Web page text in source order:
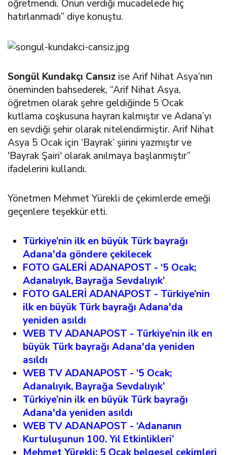
öğretmendi. Onun verdiği mücadelede hiç
hatırlanmadı” diye konuştu.
Songül Kundakçı Cansız ise Arif Nihat Asya’nın
öneminden bahsederek, “Arif Nihat Asya,
öğretmen olarak şehre geldiğinde 5 Ocak
kutlama coşkusuna hayran kalmıştır ve Adana’yı
en sevdiği şehir olarak nitelendirmiştir. Arif Nihat
Asya 5 Ocak için ‘Bayrak’ şiirini yazmıştır ve
'Bayrak Şairi' olarak anılmaya başlanmıştır”
ifadelerini kullandı.
Yönetmen Mehmet Yürekli de çekimlerde emeği
geçenlere teşekkür etti.
Türkiye’nin ilk en büyük Türk bayrağı
Adana'da göndere çekilecek
FOTO GALERİ ADANAPOST - ‘5 Ocak;
Adanalıyık, Bayrağa Sevdalıyık’
FOTO GALERİ ADANAPOST - Türkiye’nin
ilk en büyük Türk bayrağı Adana'da
yeniden asıldı
WEB TV ADANAPOST - Türkiye’nin ilk en
büyük Türk bayrağı Adana'da yeniden
asıldı
WEB TV ADANAPOST - ‘5 Ocak;
Adanalıyık, Bayrağa Sevdalıyık’
Türkiye’nin ilk en büyük Türk bayrağı
Adana'da yeniden asıldı
WEB TV ADANAPOST - ‘Adananın
Kurtuluşunun 100. Yıl Etkinlikleri’
Mehmet Yürekli: 5 Ocak belgesel çekimleri